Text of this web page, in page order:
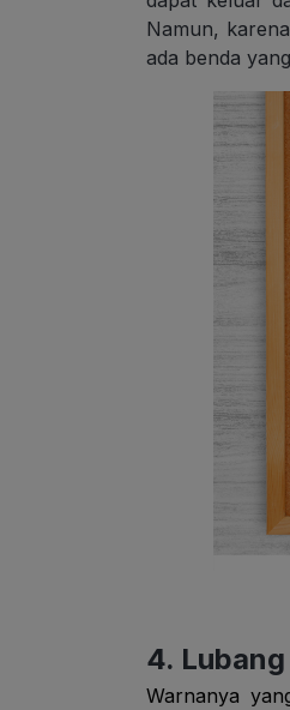
Namun,
ada benda
4.
Warnanya